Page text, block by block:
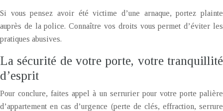
Si vous pensez avoir été victime d’une arnaque, portez plainte
auprès de la police. Connaître vos droits vous permet d’éviter les
pratiques abusives.
La sécurité de votre porte, votre tranquillité
d’esprit
Pour conclure, faites appel à un serrurier pour votre porte palière
d’appartement en cas d’urgence (perte de clés, effraction, serrure